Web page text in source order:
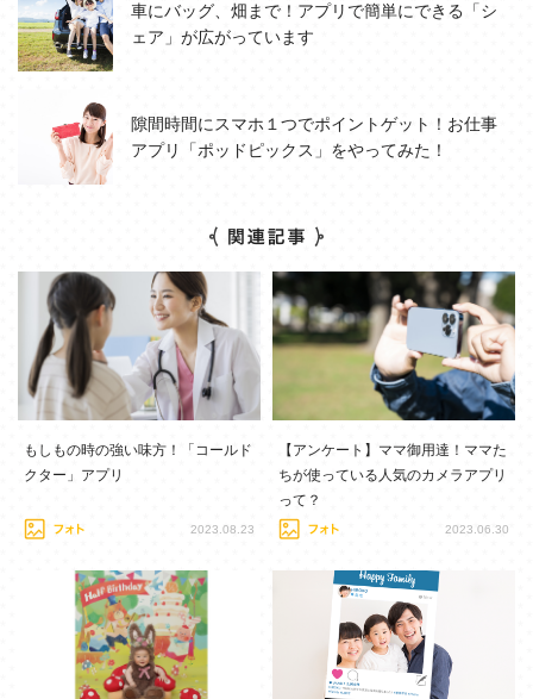
車にバッグ、畑まで！アプリで簡単にできる「シ
ェア」が広がっています
隙間時間にスマホ１つでポイントゲット！お仕事
アプリ「ポッドピックス」をやってみた！
もしもの時の強い味方！「コールド
クター」アプリ
2023.08.23
【アンケート】ママ御用達！ママた
ちが使っている人気のカメラアプリ
って？
2023.06.30